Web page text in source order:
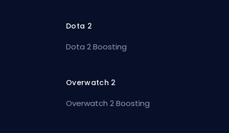
Dota 2
Dota 2 Boosting
Overwatch 2
Overwatch 2 Boosting